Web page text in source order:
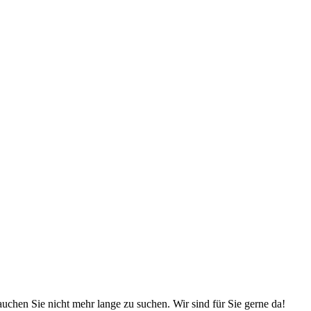
Sie nicht mehr lange zu suchen. Wir sind für Sie gerne da!